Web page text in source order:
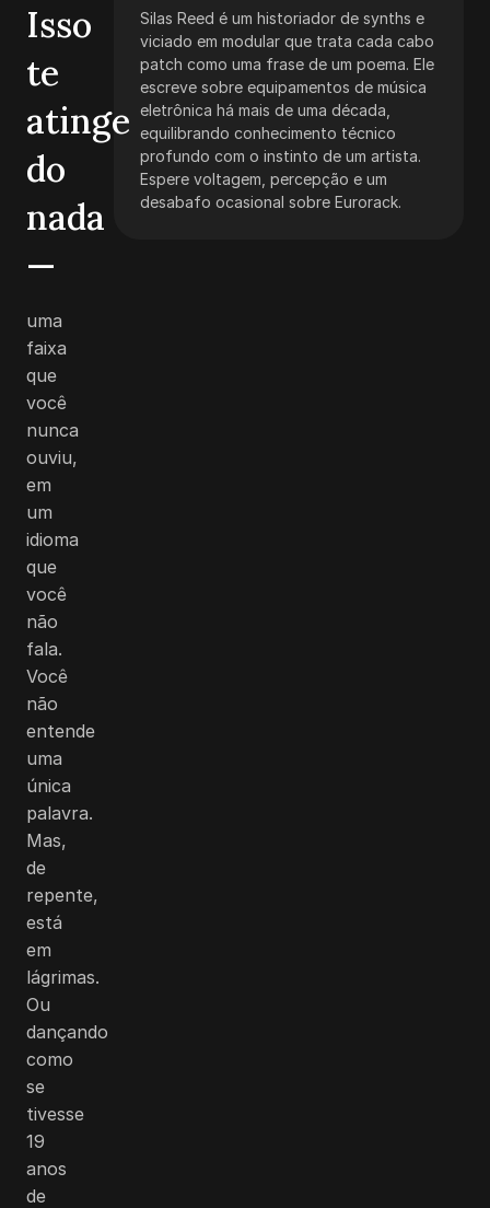
Silas Reed é um historiador de synths e
viciado em modular que trata cada cabo
patch como uma frase de um poema. Ele
escreve sobre equipamentos de música
eletrônica há mais de uma década,
equilibrando conhecimento técnico
profundo com o instinto de um artista.
Espere voltagem, percepção e um
desabafo ocasional sobre Eurorack.
Isso
te
atinge
do
nada
—
uma
faixa
que
você
nunca
ouviu,
em
um
idioma
que
você
não
fala.
Você
não
entende
uma
única
palavra.
Mas,
de
repente,
está
em
lágrimas.
Ou
dançando
como
se
tivesse
19
anos
de